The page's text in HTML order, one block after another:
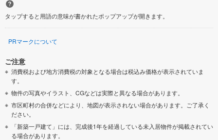
タップすると用語の意味が書かれたポップアップが開きます。
PRマークについて
ご注意
消費税および地方消費税の対象となる場合は税込み価格が表示されていま
す。
物件の写真やイラスト、CGなどは実際と異なる場合があります。
市区町村の合併などにより、地図が表示されない場合があります。ご了承く
ださい。
「新築一戸建て」には、完成後1年を経過している未入居物件が掲載されてい
る場合があります。